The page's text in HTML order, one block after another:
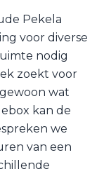
Pekela
voor diverse
nodig
zoekt voor
wat
kan de
we
van een